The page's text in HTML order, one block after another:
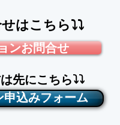
はこちら⤵⤵
ンお問合せ
先にこちら⤵⤵
申込みフォーム